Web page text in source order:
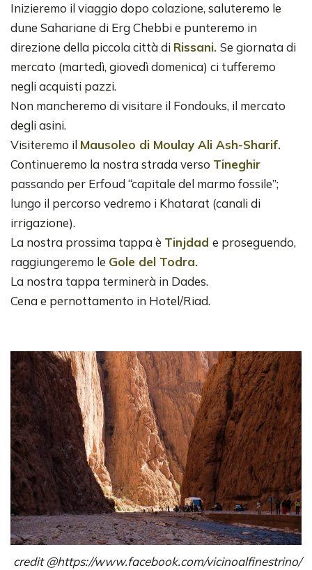
Inizieremo il viaggio dopo colazione, saluteremo le
dune Sahariane di Erg Chebbi e punteremo in
direzione della piccola città di Rissani. Se giornata di
mercato (martedì, giovedì domenica) ci tufferemo
negli acquisti pazzi.
Non mancheremo di visitare il Fondouks, il mercato
degli asini.
Visiteremo il Mausoleo di Moulay Ali Ash-Sharif.
Continueremo la nostra strada verso Tineghir
passando per Erfoud “capitale del marmo fossile”;
lungo il percorso vedremo i Khatarat (canali di
irrigazione).
La nostra prossima tappa è Tinjdad e proseguendo,
raggiungeremo le Gole del Todra.
La nostra tappa terminerà in Dades.
Cena e pernottamento in Hotel/Riad.
credit @https://www.facebook.com/vicinoalfinestrino/